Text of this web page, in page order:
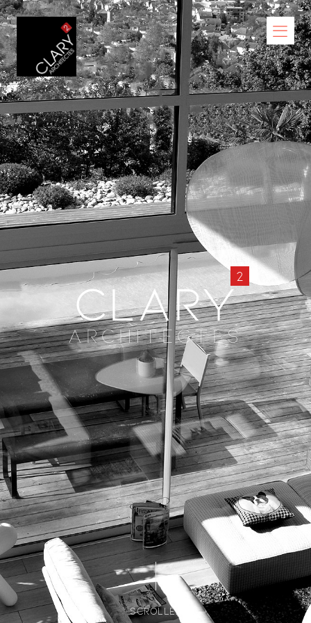
Clary2
Architectes
SCROLLEZ